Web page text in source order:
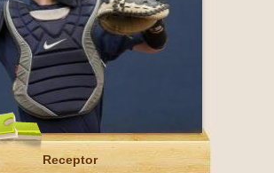
Receptor